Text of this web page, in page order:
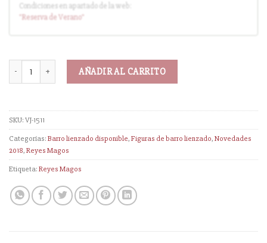
Entrega en cuanto el pedido esté disponible (sin descuento)
Condiciones en apartado de la web:
"Reservade Verano"
AÑADIR AL CARRITO
SKU:VJ-1511
Categorías:Barro lienzado disponible,Figuras de barro lienzado,Novedades
2018,Reyes Magos
Etiqueta:Reyes Magos